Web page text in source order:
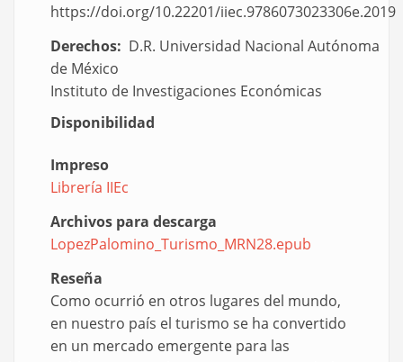
https://doi.org/10.22201/iiec.9786073023306e.2019
Derechos
D.R. Universidad Nacional Autónoma
de México
Instituto de Investigaciones Económicas
Disponibilidad
Impreso
Librería IIEc
Archivos para descarga
Document
LopezPalomino_Turismo_MRN28.epub
Reseña
Como ocurrió en otros lugares del mundo,
en nuestro país el turismo se ha convertido
en un mercado emergente para las